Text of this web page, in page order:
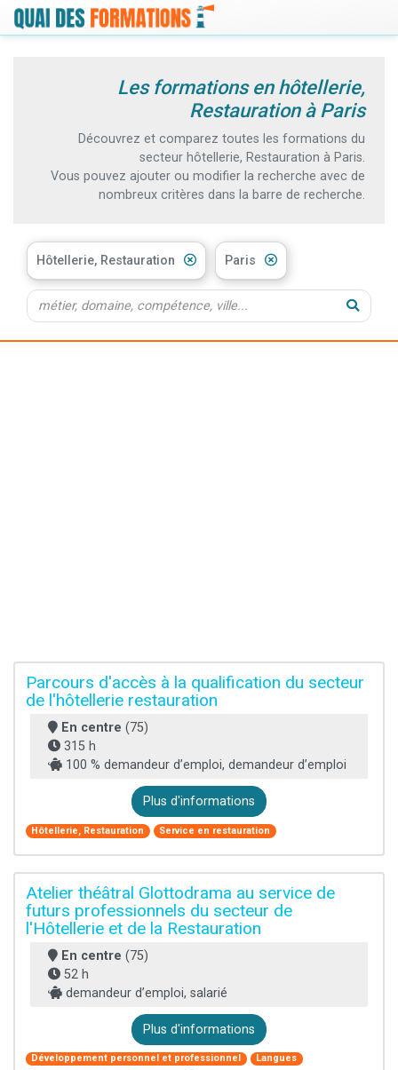
Les formations en hôtellerie,
Restauration à Paris
Découvrez et comparez toutes les formations du
secteur hôtellerie, Restauration à Paris.
Vous pouvez ajouter ou modifier la recherche avec de
nombreux critères dans la barre de recherche.
Hôtellerie, Restauration Paris
Parcours d'accès à la qualification du secteur
de l'hôtellerie restauration
En centre (75)
315 h
100 % demandeur d’emploi, demandeur d’emploi
Plus d'informations
Hôtellerie, Restauration Service en restauration
Atelier théâtral Glottodrama au service de
futurs professionnels du secteur de
l'Hôtellerie et de la Restauration
En centre (75)
52 h
demandeur d’emploi, salarié
Plus d'informations
Développement personnel et professionnel
Langues